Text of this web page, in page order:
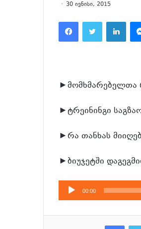
30 ივნისი, 2015
►მომხმარებელთა
►ტრეინინგი
►რა თანხას
►ბიუჯეტში
აუდიო
დამკვრელი
00:00